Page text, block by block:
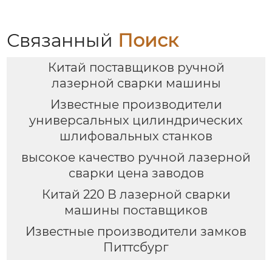
Связанный Поиск
Китай поставщиков ручной
лазерной сварки машины
Известные производители
универсальных цилиндрических
шлифовальных станков
высокое качество ручной лазерной
сварки цена заводов
Китай 220 В лазерной сварки
машины поставщиков
Известные производители замков
Питтсбург